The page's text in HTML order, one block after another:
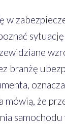
w
branżę
mówią, że
samochodu